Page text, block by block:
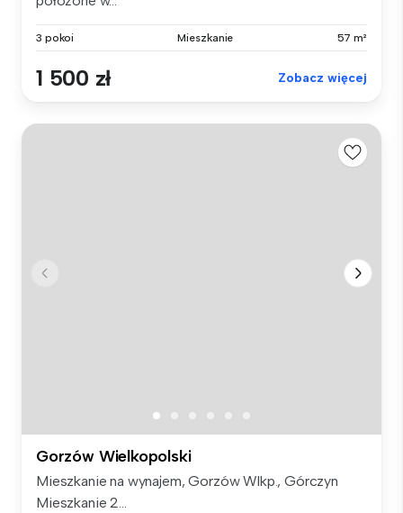
3 pokoi Mieszkanie 57 m²
1 500 zł Zobacz więcej
Gorzów Wielkopolski
Mieszkanie na wynajem, Gorzów Wlkp., Górczyn
Mieszkanie 2...